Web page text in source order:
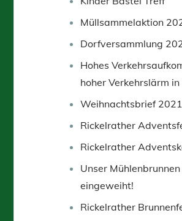
Müllsammelaktion
Dorfversammlung
Hohes
hoher Verkehrslärm
Weihnachtsbrief 2021
Rickelrather
Rickelrather
Unser
eingeweiht!
Rickelrather